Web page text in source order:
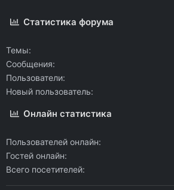
Статистика форума
Темы
Сообщения
Пользователи
Новый пользователь
Онлайн статистика
Пользователей онлайн
Гостей онлайн
Всего посетителей